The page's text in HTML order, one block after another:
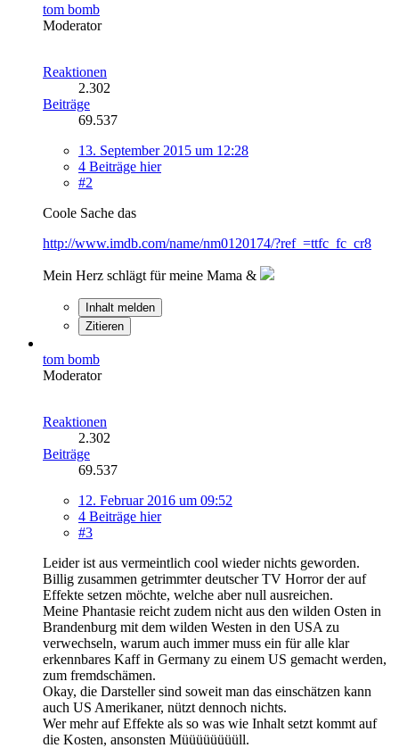
tom bomb
Moderator
Reaktionen
2.302
Beiträge
69.537
13. September 2015 um 12:28
4 Beiträge hier
#2
Coole Sache das
http://www.imdb.com/name/nm0120174/?ref_=ttfc_fc_cr8
Mein Herz schlägt für meine Mama &
Inhalt melden
Zitieren
tom bomb
Moderator
Reaktionen
2.302
Beiträge
69.537
12. Februar 2016 um 09:52
4 Beiträge hier
#3
Leider ist aus vermeintlich cool wieder nichts geworden.
Billig zusammen getrimmter deutscher TV Horror der auf
Effekte setzen möchte, welche aber null ausreichen.
Meine Phantasie reicht zudem nicht aus den wilden Osten in
Brandenburg mit dem wilden Westen in den USA zu
verwechseln, warum auch immer muss ein für alle klar
erkennbares Kaff in Germany zu einem US gemacht werden,
zum fremdschämen.
Okay, die Darsteller sind soweit man das einschätzen kann
auch US Amerikaner, nützt dennoch nichts.
Wer mehr auf Effekte als so was wie Inhalt setzt kommt auf
die Kosten, ansonsten Müüüüüüüüll.